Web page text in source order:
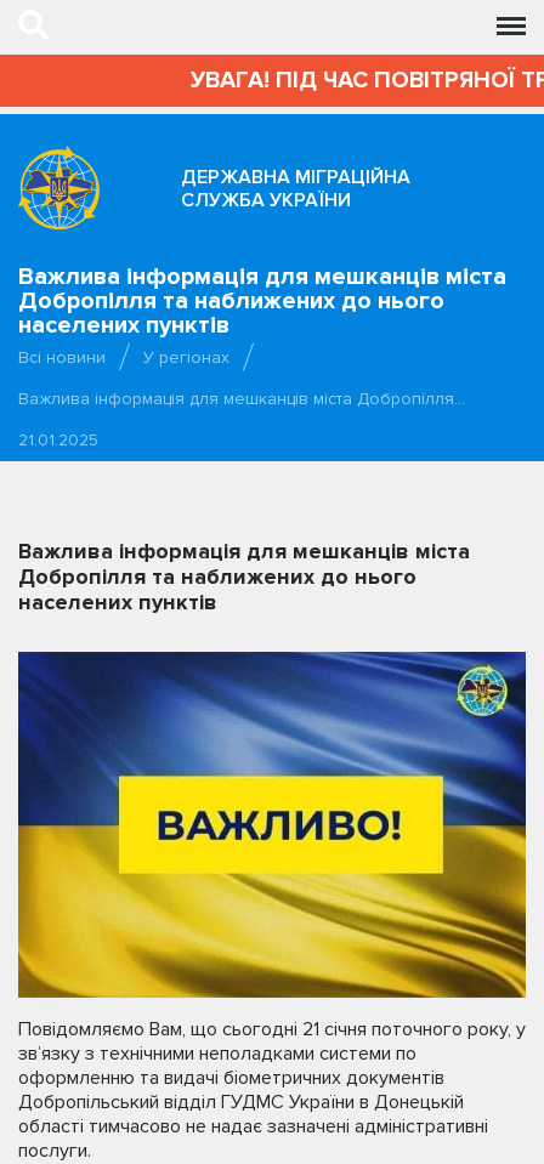
УВАГА! ПІД ЧАС ПОВІТРЯНОЇ
ДЕРЖАВНА МІГРАЦІЙНА
СЛУЖБА УКРАЇНИ
Важлива інформація для мешканців міста
Добропілля та наближених до нього
населених пунктів
Всі новини
У регіонах
Важлива інформація для мешканців міста Добропілля…
21.01.2025
Важлива інформація для мешканців міста
Добропілля та наближених до нього
населених пунктів
Повідомляємо Вам, що сьогодні 21 січня поточного року, у
зв’язку з технічними неполадками системи по
оформленню та видачі біометричних документів
Добропільський відділ ГУДМС України в Донецькій
області тимчасово не надає зазначені адміністративні
послуги.